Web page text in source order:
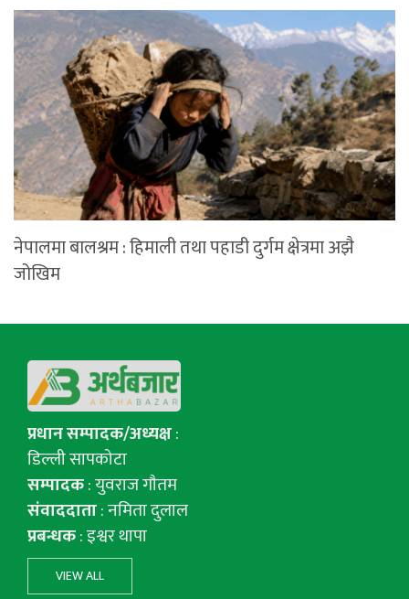
नेपालमा बालश्रम : हिमाली तथा पहाडी दुर्गम क्षेत्रमा अझै
जोखिम
प्रधान सम्पादक/अध्यक्ष:
डिल्ली सापकोटा
सम्पादक: युवराज गाैतम
संवाददाता: नमिता दुलाल
प्रबन्धक: इश्वर थापा
VIEW ALL